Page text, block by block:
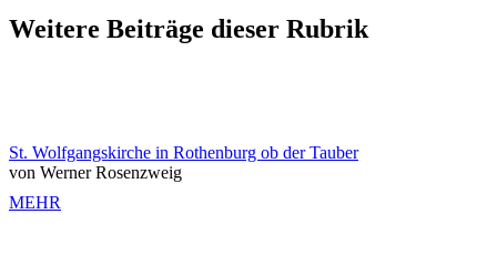
Weitere Beiträge dieser Rubrik
St. Wolfgangskirche in Rothenburg ob der Tauber
von Werner Rosenzweig
MEHR